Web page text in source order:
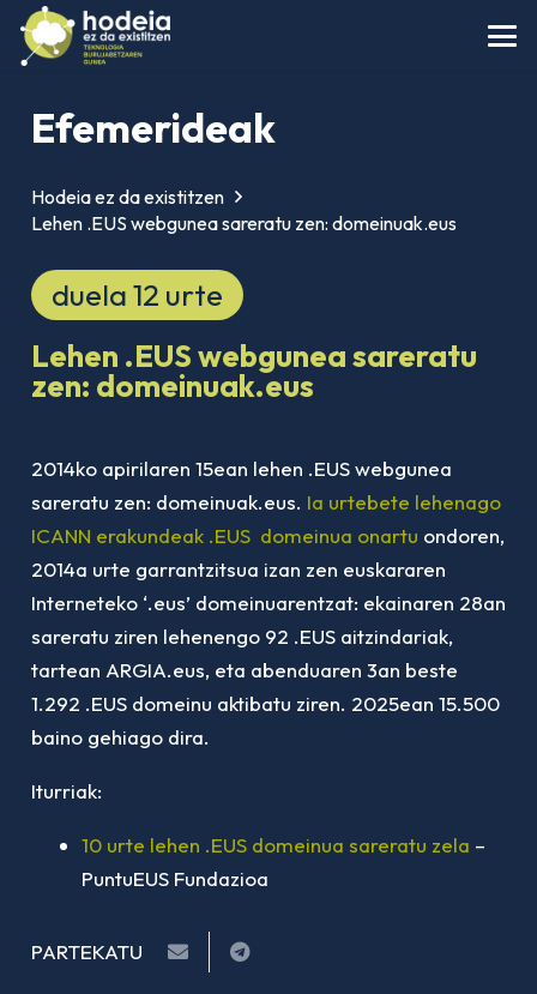
Efemerideak
Hodeia ez da existitzen
Lehen .EUS webgunea sareratu zen: domeinuak.eus
duela 12 urte
Lehen .EUS webgunea sareratu
zen: domeinuak.eus
2014ko apirilaren 15ean lehen .EUS webgunea
sareratu zen: domeinuak.eus. Ia urtebete lehenago
ICANN erakundeak .EUS domeinua onartu ondoren,
2014a urte garrantzitsua izan zen euskararen
Interneteko ‘.eus’ domeinuarentzat: ekainaren 28an
sareratu ziren lehenengo 92 .EUS aitzindariak,
tartean ARGIA.eus, eta abenduaren 3an beste
1.292 .EUS domeinu aktibatu ziren. 2025ean 15.500
baino gehiago dira.
Iturriak:
10 urte lehen .EUS domeinua sareratu zela –
PuntuEUS Fundazioa
PARTEKATU